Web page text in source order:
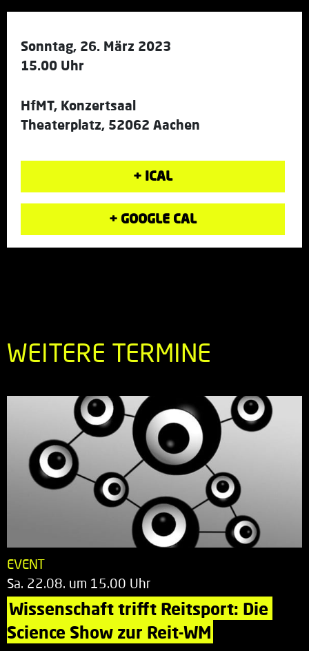
Sonntag, 26. März 2023
15.00 Uhr
HfMT, Konzertsaal
Theaterplatz, 52062 Aachen
+ ICAL
+ GOOGLE CAL
WEITERE TERMINE
EVENT
Sa. 22.08. um 15.00 Uhr
Wissenschaft trifft Reitsport: Die
Science Show zur Reit-WM